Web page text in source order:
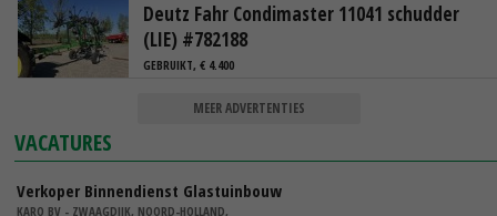
Deutz Fahr Condimaster 11041 schudder
(LIE) #782188
GEBRUIKT, € 4.400
MEER ADVERTENTIES
VACATURES
Verkoper Binnendienst Glastuinbouw
KARO BV - ZWAAGDIJK, NOORD-HOLLAND,